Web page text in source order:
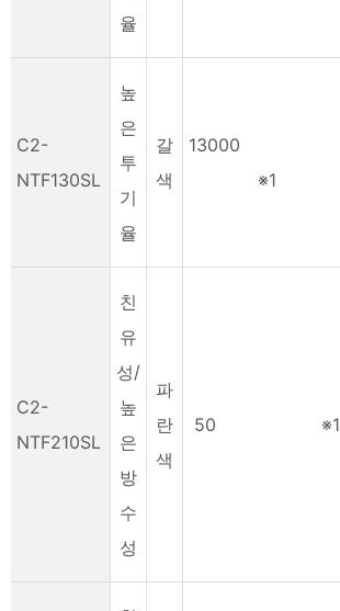
율
C2-
NTF130SL
높
은
투
기
율
갈
색
13000
※1
C2-
NTF210SL
친
유
성/
높
은
방
수
성
파
란
색
50 ※1